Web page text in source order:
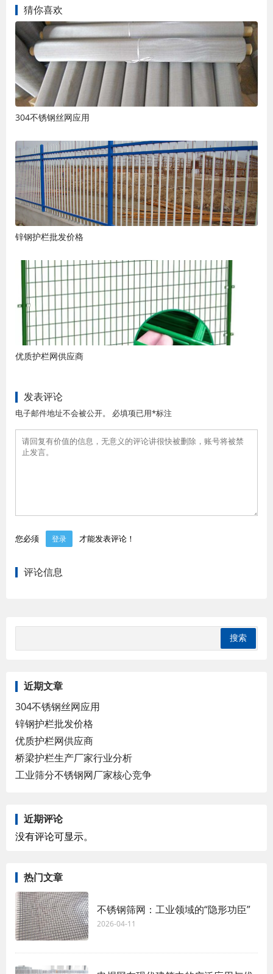
猜你喜欢
304不锈钢丝网应用
锌钢护栏批发价格
优质护栏网供应商
发表评论
电子邮件地址不会被公开。 必填项已用*标注
您必须 登录 才能发表评论！
评论信息
近期文章
304不锈钢丝网应用
锌钢护栏批发价格
优质护栏网供应商
桥梁护栏生产厂家行业分析
工业筛分不锈钢网厂家核心竞争
近期评论
没有评论可显示。
热门文章
不锈钢筛网：工业领域的“隐形功臣”
2026-04-11